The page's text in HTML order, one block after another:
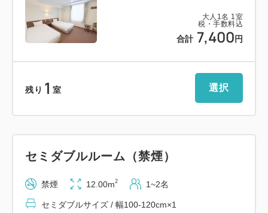
は1Fにご用意しておりますのでご自由にお取りくだ
さい。
2.連泊時の客室清掃について
また宿泊日数において以下の通り対応させていただき
お申しつけください。
お部屋の清掃をご希望でしたら当日までにフロントへ
お申しつけください。ただし清掃のご希望がない場合
大人 1 名 1 室
税・手数料込
合計 7,400 円
残り 1 室 選択
セミダブルルーム（禁煙）
禁煙 12.00m2 1~2名
セミダブルサイズ / 幅100-120cm×1